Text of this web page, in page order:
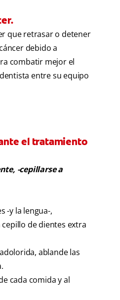
que retrasar o detener
debido a
combatir mejor el
entre su equipo
el tratamiento
-cepillarse a
-y la lengua-,
de dientes extra
ablande las
cada comida y al